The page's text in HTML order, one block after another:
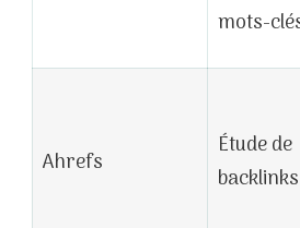
mots-
Ahrefs
Étude de
backlinks